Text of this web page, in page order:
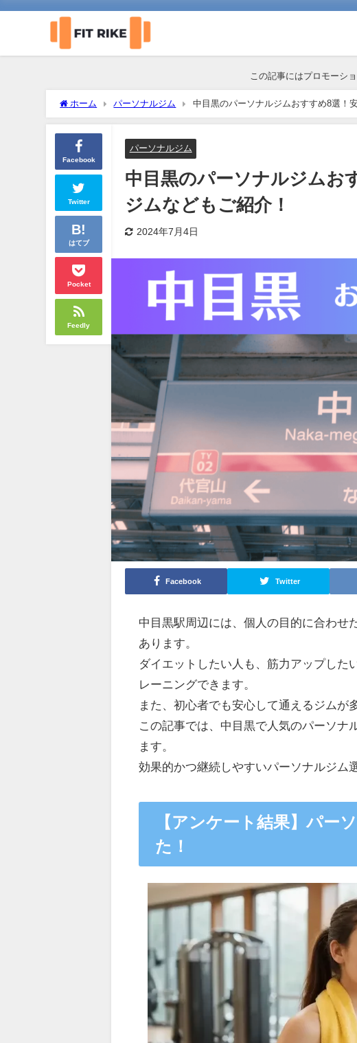
この記事にはプロモーシ
ホーム パーソナルジム 中目黒のパーソナルジムおすすめ8選！
Facebook
Twitter
はてブ
Pocket
Feedly
パーソナルジム
中目黒のパーソナルジムお
ジムなどもご紹介！
2024年7月4日
Facebook Twitter
中目黒駅周辺には、個人の目的に合わせ
あります。
ダイエットしたい人も、筋力アップした
レーニングできます。
また、初心者でも安心して通えるジムが
この記事では、中目黒で人気のパーソナ
ます。
効果的かつ継続しやすいパーソナルジム
【アンケート結果】パー
た！